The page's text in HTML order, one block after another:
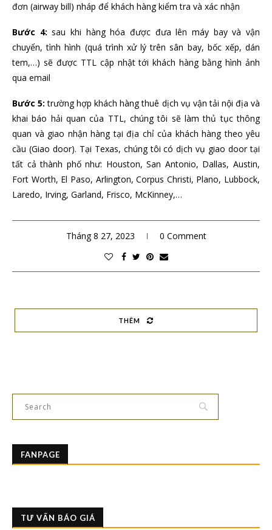
đơn (airway bill) nháp để khách hàng kiểm tra và xác nhận
Bước 4:sau khi hàng hóa được đưa lên máy bay và vận
chuyển, tình hình (quá trình xử lý trên sân bay, bốc xếp, dán
tem,…) sẽ được TTL cập nhật tới khách hàng bằng hình ảnh
qua email
Bước 5:trường hợp khách hàng thuê dịch vụ vận tải nội địa và
khai báo hải quan của TTL, chúng tôi sẽ làm thủ tục thông
quan và giao nhận hàng tại địa chỉ của khách hàng theo yêu
cầu (Giao door). Tại Texas, chúng tôi có dịch vụ giao door tại
tất cả thành phố như: Houston, San Antonio, Dallas, Austin,
Fort Worth, El Paso, Arlington, Corpus Christi, Plano, Lubbock,
Laredo, Irving, Garland, Frisco, McKinney,…
Tháng 8 27, 2023 0 Comment
THÊM
FANPAGE
TƯ VẤN BÁO GIÁ